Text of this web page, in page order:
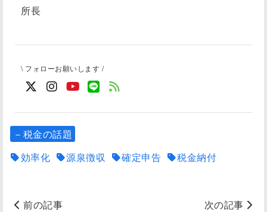
所長
\ フォローお願いします /
－税金の話題
効率化
源泉徴収 確定申告 税金納付
前の記事 次の記事